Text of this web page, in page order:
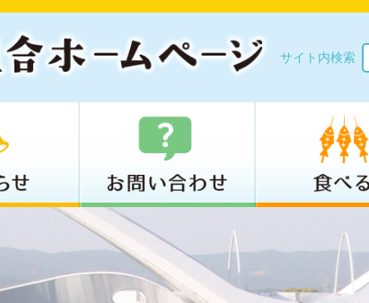
サイト内検索